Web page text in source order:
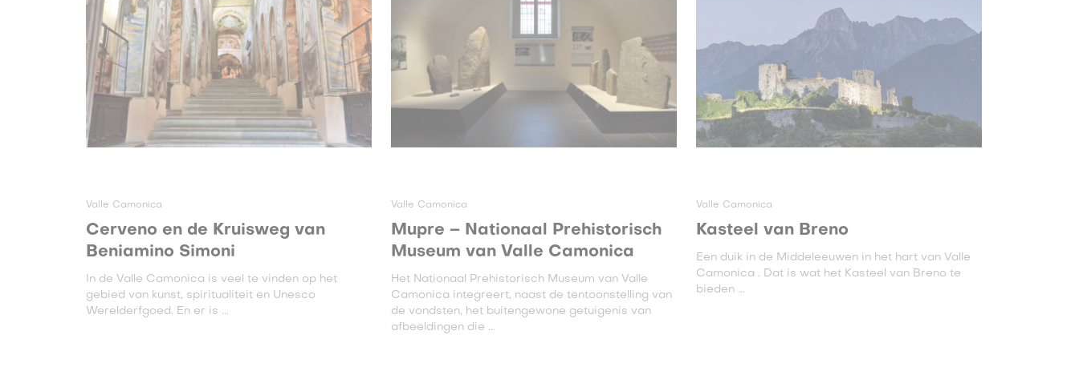
Valle Camonica
Cerveno en de Kruisweg van
Beniamino Simoni
In de Valle Camonica is veel te vinden op het
gebied van kunst, spiritualiteit en Unesco
Werelderfgoed. En er is ...
Valle Camonica
Mupre – Nationaal Prehistorisch
Museum van Valle Camonica
Het Nationaal Prehistorisch Museum van Valle
Camonica integreert, naast de tentoonstelling van
de vondsten, het buitengewone getuigenis van
afbeeldingen die ...
Valle Camonica
Kasteel van Breno
Een duik in de Middeleeuwen in het hart van Valle
Camonica . Dat is wat het Kasteel van Breno te
bieden ...